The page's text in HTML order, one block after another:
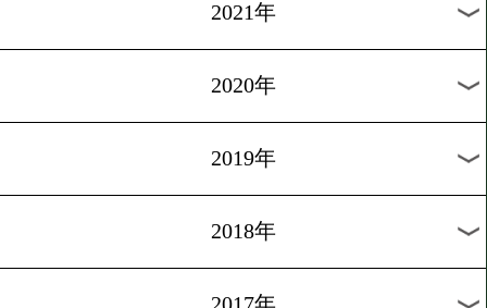
過去のニュース
2025年